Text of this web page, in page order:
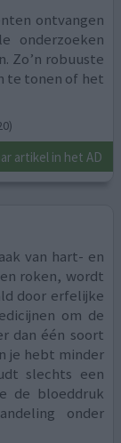
ontvangen
onderzoeken
Zo’n robuuste
te tonen of het
artikel in het AD
van hart- en
roken, wordt
door erfelijke
om de
dan één soort
je hebt minder
slechts een
de bloeddruk
onder